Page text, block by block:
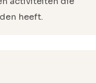
heeft.